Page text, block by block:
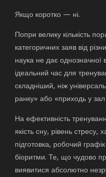
Якщо коротко — ні.
Попри велику кількість
категоричних заяв від
наука не дає однозначної
ідеальний час для
складніший, ніж
ранку» або «приходь у
На ефективність
якість сну, рівень стресу,
підготовка, робочий графік
біоритми. Те, що чудово
виявитися абсолютно